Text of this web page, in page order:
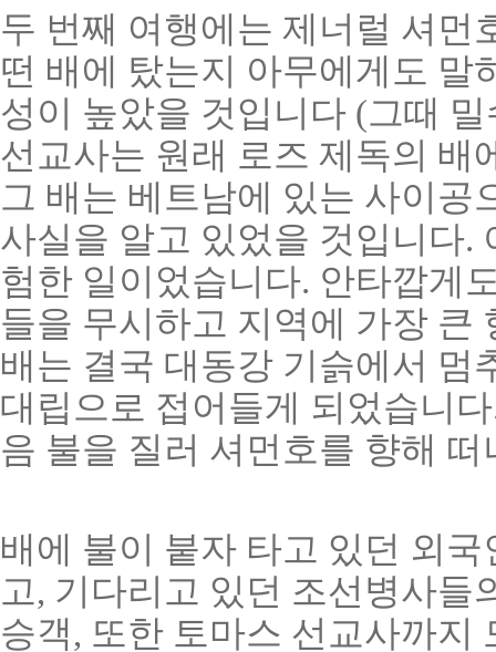
두 번째 여행에는 제너럴 셔먼
떤 배에 탔는지 아무에게도 말
성이 높았을 것입니다 (그때
선교사는 원래 로즈 제독의 배
그 배는 베트남에 있는 사이공
사실을 알고 있었을 것입니다.
험한 일이었습니다. 안타깝게
들을 무시하고 지역에 가장 큰
배는 결국 대동강 기슭에서 멈
대립으로 접어들게 되었습니
음 불을 질러 셔먼호를 향해
배에 불이 붙자 타고 있던 외
고, 기다리고 있던 조선병사들
승객, 또한 토마스 선교사까지